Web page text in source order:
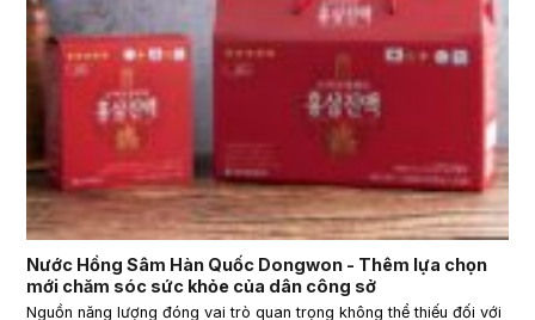
Nước Hồng Sâm Hàn Quốc Dongwon - Thêm lựa chọn
mới chăm sóc sức khỏe của dân công sở
Nguồn năng lượng đóng vai trò quan trọng không thể thiếu đối với